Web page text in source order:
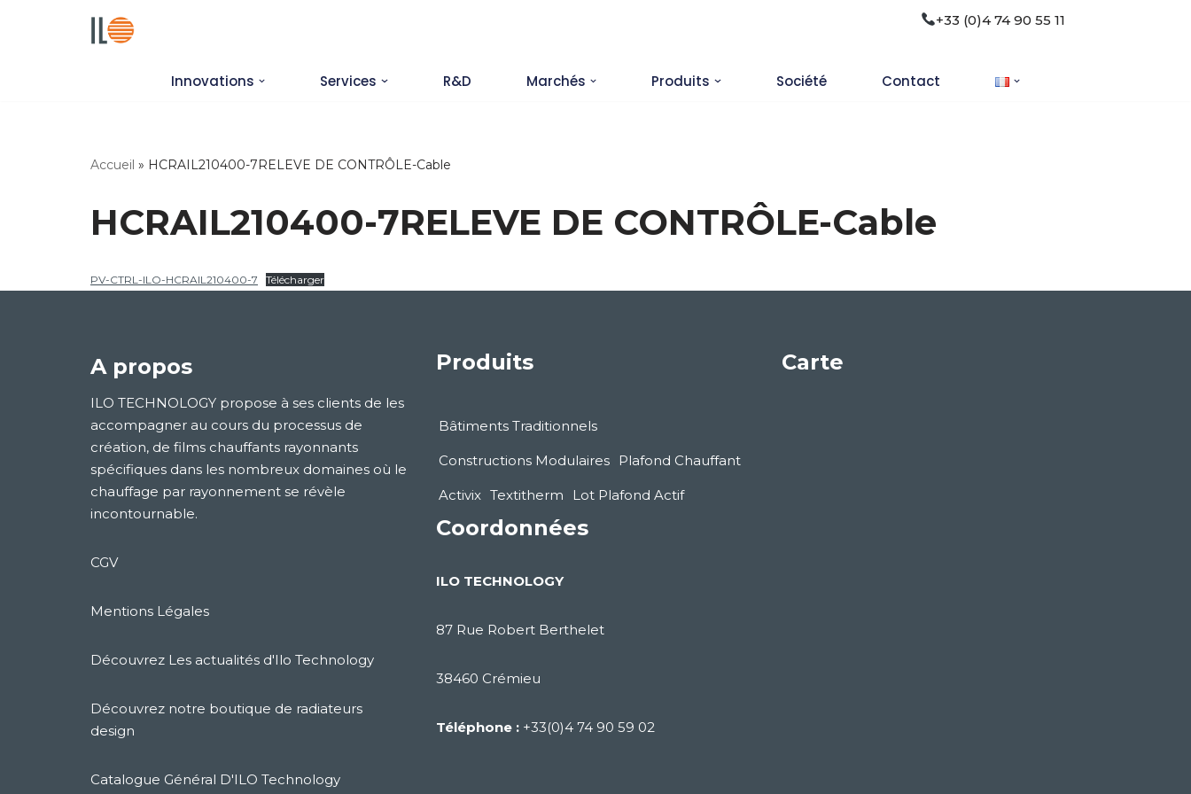
+33 (0)4 74 90 55 11
Innovations Services R&D Marchés Produits Société Contact
Accueil » HCRAIL210400-7RELEVE DE CONTRÔLE-Cable
HCRAIL210400-7RELEVE DE CONTRÔLE-Cable
PV-CTRL-ILO-HCRAIL210400-7 Télécharger
A propos
ILO TECHNOLOGY propose à ses clients de les
accompagner au cours du processus de
création, de films chauffants rayonnants
spécifiques dans les nombreux domaines où le
chauffage par rayonnement se révèle
incontournable.
CGV
Mentions Légales
Découvrez Les actualités d'Ilo Technology
Découvrez notre boutique de radiateurs
design
Catalogue Général D'ILO Technology
Produits
Bâtiments Traditionnels
Constructions Modulaires Plafond Chauffant
Activix Textitherm Lot Plafond Actif
Coordonnées
ILO TECHNOLOGY
87 Rue Robert Berthelet
38460 Crémieu
Téléphone : +33(0)4 74 90 59 02
Carte